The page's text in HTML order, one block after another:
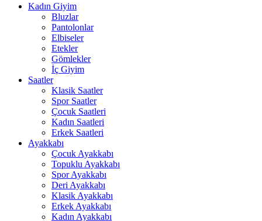
Kadın Giyim
Bluzlar
Pantolonlar
Elbiseler
Etekler
Gömlekler
İç Giyim
Saatler
Klasik Saatler
Spor Saatler
Çocuk Saatleri
Kadın Saatleri
Erkek Saatleri
Ayakkabı
Çocuk Ayakkabı
Topuklu Ayakkabı
Spor Ayakkabı
Deri Ayakkabı
Klasik Ayakkabı
Erkek Ayakkabı
Kadın Ayakkabı